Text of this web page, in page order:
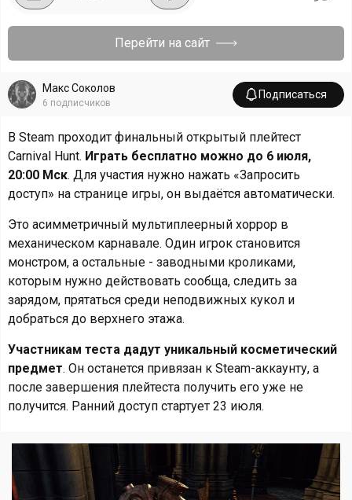
Перейти на сайт
Макс Соколов
6 подписчиков
Подписаться
В Steam проходит финальный открытый плейтест
Carnival Hunt. Играть бесплатно можно до 6 июля,
20:00 Мск. Для участия нужно нажать «Запросить
доступ» на странице игры, он выдаётся автоматически.
Это асимметричный мультиплеерный хоррор в
механическом карнавале. Один игрок становится
монстром, а остальные - заводными кроликами,
которым нужно действовать сообща, следить за
зарядом, прятаться среди неподвижных кукол и
добраться до верхнего этажа.
Участникам теста дадут уникальный косметический
предмет. Он останется привязан к Steam-аккаунту, а
после завершения плейтеста получить его уже не
получится. Ранний доступ стартует 23 июля.